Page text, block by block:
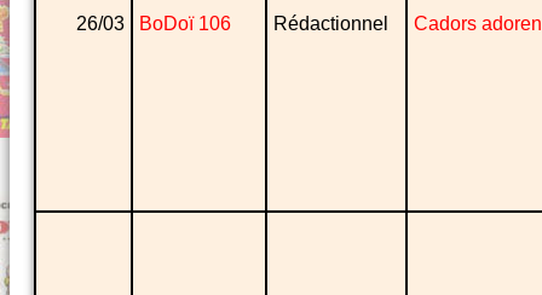
26/03 BoDoï 106 Rédactionnel Cadors